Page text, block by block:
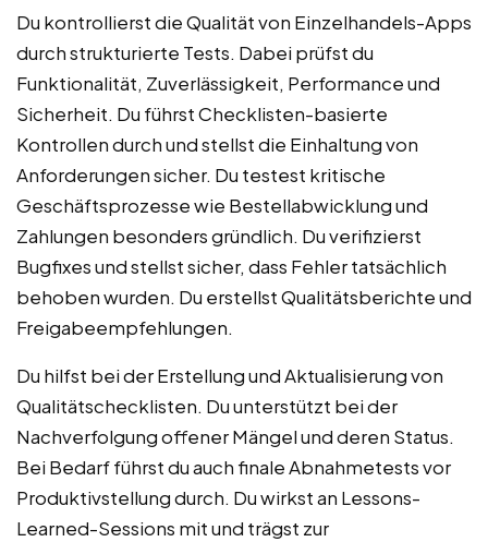
Du kontrollierst die Qualität von Einzelhandels-Apps
durch strukturierte Tests. Dabei prüfst du
Funktionalität, Zuverlässigkeit, Performance und
Sicherheit. Du führst Checklisten-basierte
Kontrollen durch und stellst die Einhaltung von
Anforderungen sicher. Du testest kritische
Geschäftsprozesse wie Bestellabwicklung und
Zahlungen besonders gründlich. Du verifizierst
Bugfixes und stellst sicher, dass Fehler tatsächlich
behoben wurden. Du erstellst Qualitätsberichte und
Freigabeempfehlungen.
Du hilfst bei der Erstellung und Aktualisierung von
Qualitätschecklisten. Du unterstützt bei der
Nachverfolgung offener Mängel und deren Status.
Bei Bedarf führst du auch finale Abnahmetests vor
Produktivstellung durch. Du wirkst an Lessons-
Learned-Sessions mit und trägst zur